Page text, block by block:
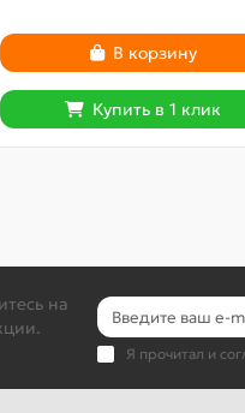
В корзину
Купить в 1 клик
на
Я прочитал и